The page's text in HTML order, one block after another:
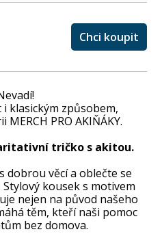
Chci koupit
klasickým způsobem,
MERCH PRO AKIŇÁKY.
tričko s akitou.
dobrou věcí a oblečte se
kousek s motivem
nejen na původ našeho
těm, kteří naši pomoc
bez domova.